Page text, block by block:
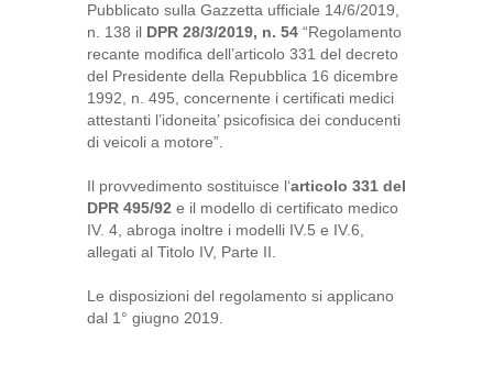
Pubblicato sulla Gazzetta ufficiale 14/6/2019,
n. 138 il DPR 28/3/2019, n. 54 “Regolamento
recante modifica dell’articolo 331 del decreto
del Presidente della Repubblica 16 dicembre
1992, n. 495, concernente i certificati medici
attestanti l’idoneita’ psicofisica dei conducenti
di veicoli a motore”.
Il provvedimento sostituisce l‘articolo 331 del
DPR 495/92 e il modello di certificato medico
IV. 4, abroga inoltre i modelli IV.5 e IV.6,
allegati al Titolo IV, Parte II.
Le disposizioni del regolamento si applicano
dal 1° giugno 2019.